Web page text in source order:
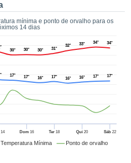
mínima e ponto de orvalho para os
14 dias
Temperatura Mínima Ponto de orvalho
14 Dom16 Ter 18 Qui 20 Sáb22
30° 30° 30° 31°
32° 33° 34° 34°
17° 17° 16° 17° 16° 16° 17° 17°